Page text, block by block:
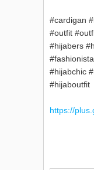
#cardigan
#outfit
#hijabers
#hijabchic
#hijaboutfit
https://